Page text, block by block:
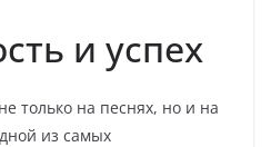
и успех
только на песнях, но и на
из самых